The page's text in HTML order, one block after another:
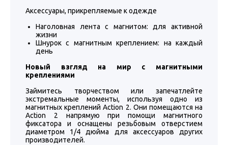
Аксессуары, прикрепляемые к одежде
Наголовная лента с магнитом: для активной
жизни
Шнурок с магнитным креплением: на каждый
день
Новый взгляд на мир с магнитными
креплениями
Займитесь творчеством или запечатлейте
экстремальные моменты, используя одно из
магнитных креплений Action 2. Они помещаются на
Action 2 напрямую при помощи магнитного
фиксатора и оснащены резьбовым отверстием
диаметром 1/4 дюйма для аксессуаров других
производителей.